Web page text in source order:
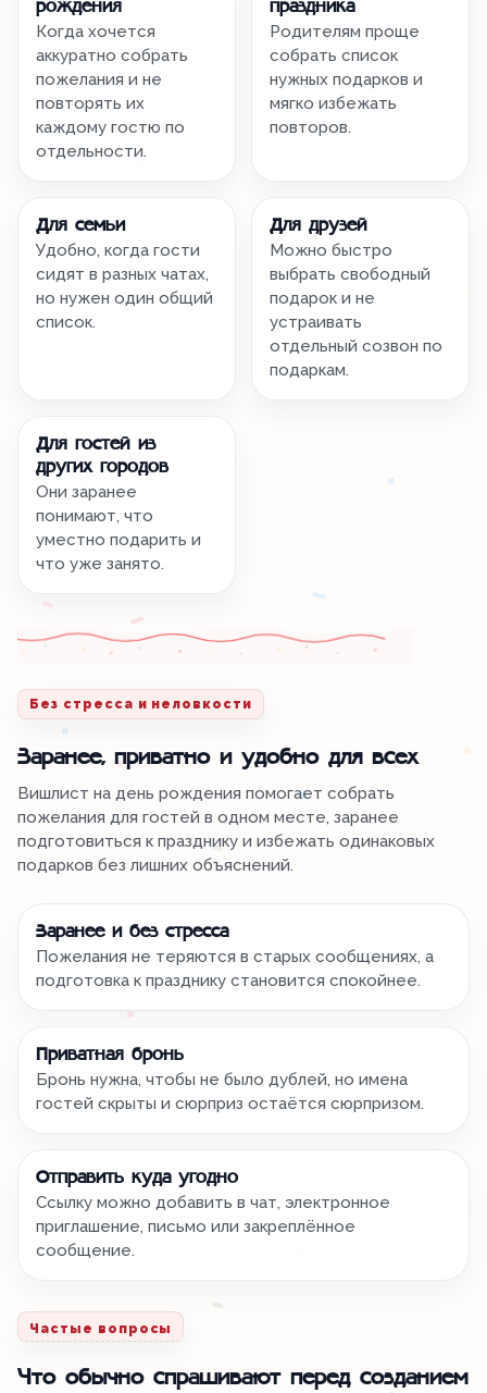
рождения
Когда хочется
аккуратно собрать
пожелания и не
повторять их
каждому гостю по
отдельности.
праздника
Родителям проще
собрать список
нужных подарков и
мягко избежать
повторов.
Для семьи
Удобно, когда гости
сидят в разных чатах,
но нужен один общий
список.
Для друзей
Можно быстро
выбрать свободный
подарок и не
устраивать
отдельный созвон по
подаркам.
Для гостей из
других городов
Они заранее
понимают, что
уместно подарить и
что уже занято.
Без стресса и неловкости
Заранее, приватно и удобно для всех
Вишлист на день рождения помогает собрать
пожелания для гостей в одном месте, заранее
подготовиться к празднику и избежать одинаковых
подарков без лишних объяснений.
Заранее и без стресса
Пожелания не теряются в старых сообщениях, а
подготовка к празднику становится спокойнее.
Приватная бронь
Бронь нужна, чтобы не было дублей, но имена
гостей скрыты и сюрприз остаётся сюрпризом.
Отправить куда угодно
Ссылку можно добавить в чат, электронное
приглашение, письмо или закреплённое
сообщение.
Частые вопросы
Что обычно спрашивают перед созданием